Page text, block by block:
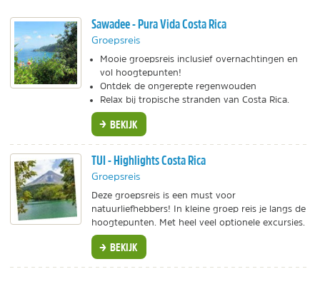
Sawadee - Pura Vida Costa Rica
Groepsreis
Mooie groepsreis inclusief overnachtingen en
vol hoogtepunten!
Ontdek de ongerepte regenwouden
Relax bij tropische stranden van Costa Rica.
BEKIJK
TUI - Highlights Costa Rica
Groepsreis
Deze groepsreis is een must voor
natuurliefhebbers! In kleine groep reis je langs de
hoogtepunten. Met heel veel optionele excursies.
BEKIJK